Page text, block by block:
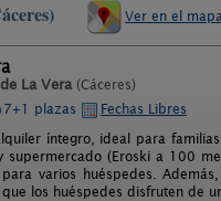
Ver en el mapa
La Vera (Cáceres)
7+1 plazas
Fechas Libres
íntegro, ideal para
supermercado (Eroski a 100
varios huéspedes.
los huéspedes disfruten de